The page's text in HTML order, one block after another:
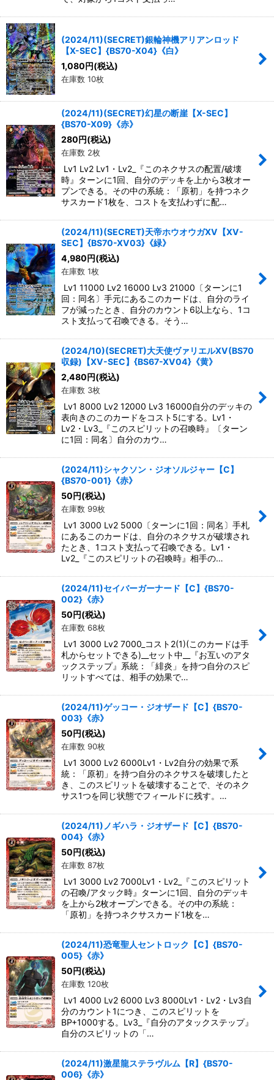
(2024/11)(SECRET)銀輪神機アリアンロッド
【X-SEC】{BS70-X04}《白》
1,080円(税込)
在庫数 10枚
(2024/11)(SECRET)幻星の断崖【X-SEC】
{BS70-X09}《赤》
280円(税込)
在庫数 2枚
Lv1 Lv2 Lv1・Lv2_『このネクサスの配置/破壊
時』ターンに1回、自分のデッキを上から3枚オー
プンできる。その中の系統：「原初」を持つネク
サスカード1枚を、コストを支払わずに配…
(2024/11)(SECRET)天帝ホウオウガXV【XV-
SEC】{BS70-XV03}《緑》
4,980円(税込)
在庫数 1枚
Lv1 11000 Lv2 16000 Lv3 21000〔ターンに1
回：同名〕手元にあるこのカードは、自分のライ
フが減ったとき、自分のカウント6以上なら、1コ
スト支払って召喚できる。そう…
(2024/10)(SECRET)大天使ヴァリエルXV(BS70
収録)【XV-SEC】{BS67-XV04}《黄》
2,480円(税込)
在庫数 3枚
Lv1 8000 Lv2 12000 Lv3 16000自分のデッキの
表向きのこのカードをコスト5にする。Lv1・
Lv2・Lv3_『このスピリットの召喚時』〔ターン
に1回：同名〕自分のカウ…
(2024/11)シャクソン・ジオソルジャー【C】
{BS70-001}《赤》
50円(税込)
在庫数 99枚
Lv1 3000 Lv2 5000〔ターンに1回：同名〕手札
にあるこのカードは、自分のネクサスが破壊され
たとき、1コスト支払って召喚できる。Lv1・
Lv2_『このスピリットの召喚時』相手の…
(2024/11)セイバーガーナード【C】{BS70-
002}《赤》
50円(税込)
在庫数 68枚
Lv1 3000 Lv2 7000_コスト2(1)(このカードは手
札からセットできる)__セット中__『お互いのアタ
ックステップ』系統：「緋炎」を持つ自分のスピ
リットすべては、相手の効果で…
(2024/11)ゲッコー・ジオザード【C】{BS70-
003}《赤》
50円(税込)
在庫数 90枚
Lv1 3000 Lv2 6000Lv1・Lv2自分の効果で系
統：「原初」を持つ自分のネクサスを破壊したと
き、このスピリットを破壊することで、そのネク
サス1つを同じ状態でフィールドに残す。…
(2024/11)ノギハラ・ジオザード【C】{BS70-
004}《赤》
50円(税込)
在庫数 87枚
Lv1 3000 Lv2 7000Lv1・Lv2_『このスピリット
の召喚/アタック時』ターンに1回、自分のデッキ
を上から2枚オープンできる。その中の系統：
「原初」を持つネクサスカード1枚を…
(2024/11)恐竜聖人セントロック【C】{BS70-
005}《赤》
50円(税込)
在庫数 120枚
Lv1 4000 Lv2 6000 Lv3 8000Lv1・Lv2・Lv3自
分のカウント1につき、このスピリットを
BP+1000する。Lv3_『自分のアタックステップ』
自分のスピリットの「…
(2024/11)激星龍ステラヴルム【R】{BS70-
006}《赤》